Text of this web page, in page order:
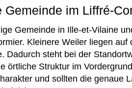
im Liffré-
Gemeinde in Ille-et-Vilaine
Kleinere Weiler liegen auf
Dadurch steht bei der
örtliche Struktur im
und sollten die genaue